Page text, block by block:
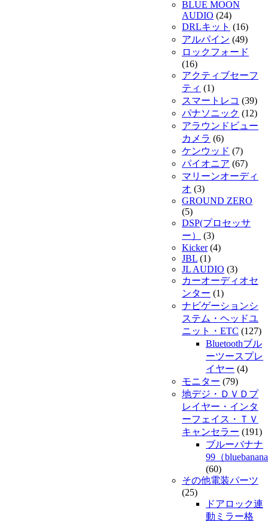
BLUE MOON
AUDIO (24)
DRLキット (16)
アルパイン (49)
ロックフォード
(16)
アクティブセーフ
ティ (1)
スマートレコ (39)
パナソニック (12)
アラウンドビュー
カメラ (6)
ケンウッド (7)
パイオニア (67)
マリーンオーディ
オ (3)
GROUND ZERO
(5)
DSP(プロセッサ
ー）
(3)
Kicker(4)
JBL (1)
JL AUDIO (3)
カーオーディオセ
ンター (1)
ナビゲーションシ
ステム・ヘッドユ
ニット・ETC (127)
Bluetoothブル
ーツースプレ
イヤー (4)
モニター (79)
地デジ・ＤＶＤプ
レイヤー・インタ
ーフェイス・ＴＶ
キャンセラー (191)
ブルーバナナ
99（
(60)
その他電装パーツ
(25)
ドアロック連
動ミラー格